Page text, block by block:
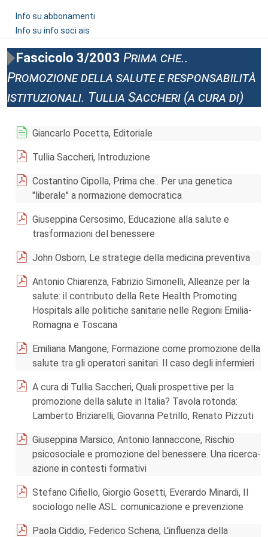
Info su abbonamenti
Info su info soci ais
Fascicolo 3/2003 Prima che..
Promozione della salute e responsabilità
istituzionali. Tullia Saccheri (a cura di)
Giancarlo Pocetta, Editoriale
Tullia Saccheri, Introduzione
Costantino Cipolla, Prima che.. Per una genetica
"liberale" a normazione democratica
Giuseppina Cersosimo, Educazione alla salute e
trasformazioni del benessere
John Osborn, Le strategie della medicina preventiva
Antonio Chiarenza, Fabrizio Simonelli, Alleanze per la
salute: il contributo della Rete Health Promoting
Hospitals alle politiche sanitarie nelle Regioni Emilia-
Romagna e Toscana
Emiliana Mangone, Formazione come promozione della
salute tra gli operatori sanitari. Il caso degli infermieri
A cura di Tullia Saccheri, Quali prospettive per la
promozione della salute in Italia? Tavola rotonda:
Lamberto Briziarelli, Giovanna Petrillo, Renato Pizzuti
Giuseppina Marsico, Antonio Iannaccone, Rischio
psicosociale e promozione del benessere. Una ricerca-
azione in contesti formativi
Stefano Cifiello, Giorgio Gosetti, Everardo Minardi, Il
sociologo nelle ASL: comunicazione e prevenzione
Paola Ciddio, Federico Schena, L'influenza della